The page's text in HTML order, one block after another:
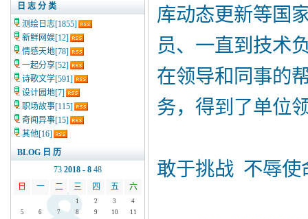
日 志 分 类
测绘日志[1855]
新鲜网娱[12]
情感天地[78]
一起分享[52]
诗歌文学[591]
设计园地[7]
职场故事[115]
奇闻异事[15]
其他[16]
BLOG 日 历
73 2018 - 8 48
日
一 二 三 四 五 六
1 2 3
4
5
6 7 8 9 10
11
库动态更新等国
员、一直到技术
在领导和同事的
务，得到了单位
敢于挑战 不辱使